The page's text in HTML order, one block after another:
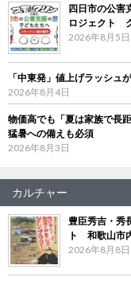
四日市の公害
ロジェクト
2026年8月5日
「中東発」値上げラッシ
2026年8月4日
物価高でも「夏は家族で長
猛暑への備えも必須
2026年8月3日
カルチャー
豊臣秀吉・秀
ト 和歌山市
2026年8月8日